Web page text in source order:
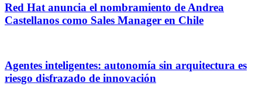
Red Hat anuncia el nombramiento de Andrea
Castellanos como Sales Manager en Chile
Agentes inteligentes: autonomía sin arquitectura es
riesgo disfrazado de innovación